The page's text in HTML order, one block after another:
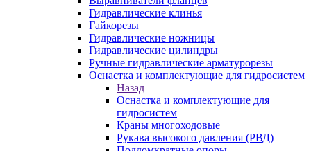
Гидравлические клинья
Гайкорезы
Гидравлические ножницы
Гидравлические цилиндры
Ручные гидравлические арматурорезы
Оснастка и комплектующие для гидросистем
Назад
Оснастка и комплектующие для
гидросистем
Краны многоходовые
Рукава высокого давления (РВД)